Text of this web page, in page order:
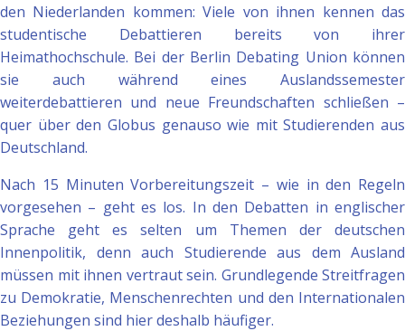
den Niederlanden kommen: Viele von ihnen kennen das
studentische Debattieren bereits von ihrer
Heimathochschule. Bei der Berlin Debating Union können
sie auch während eines Auslandssemester
weiterdebattieren und neue Freundschaften schließen –
quer über den Globus genauso wie mit Studierenden aus
Deutschland.
Nach 15 Minuten Vorbereitungszeit – wie in den Regeln
vorgesehen – geht es los. In den Debatten in englischer
Sprache geht es selten um Themen der deutschen
Innenpolitik, denn auch Studierende aus dem Ausland
müssen mit ihnen vertraut sein. Grundlegende Streitfragen
zu Demokratie, Menschenrechten und den Internationalen
Beziehungen sind hier deshalb häufiger.